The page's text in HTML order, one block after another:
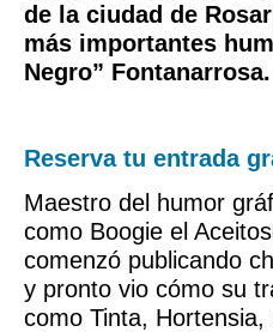
de la ciudad de
más importantes
Negro” Fontanarrosa.
Reserva tu entrada
Maestro del humor
como Boogie el
comenzó publicando
y pronto vio cómo su
como Tinta,